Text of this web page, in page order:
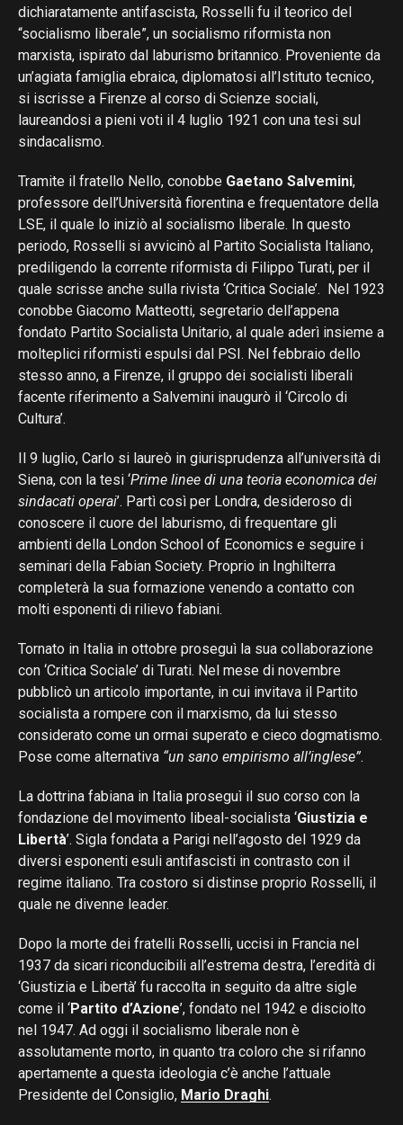
dichiaratamente antifascista, Rosselli fu il teorico del
“socialismo liberale”, un socialismo riformista non
marxista, ispirato dal laburismo britannico. Proveniente da
un’agiata famiglia ebraica, diplomatosi all’Istituto tecnico,
si iscrisse a Firenze al corso di Scienze sociali,
laureandosi a pieni voti il 4 luglio 1921 con una tesi sul
sindacalismo.
Tramite il fratello Nello, conobbe Gaetano Salvemini,
professore dell’Università fiorentina e frequentatore della
LSE, il quale lo iniziò al socialismo liberale. In questo
periodo, Rosselli si avvicinò al Partito Socialista Italiano,
prediligendo la corrente riformista di Filippo Turati, per il
quale scrisse anche sulla rivista ‘Critica Sociale’. Nel 1923
conobbe Giacomo Matteotti, segretario dell’appena
fondato Partito Socialista Unitario, al quale aderì insieme a
molteplici riformisti espulsi dal PSI. Nel febbraio dello
stesso anno, a Firenze, il gruppo dei socialisti liberali
facente riferimento a Salvemini inaugurò il ‘Circolo di
Cultura’.
Il 9 luglio, Carlo si laureò in giurisprudenza all’università di
Siena, con la tesi ‘Prime linee di una teoria economica dei
sindacati operai’. Partì così per Londra, desideroso di
conoscere il cuore del laburismo, di frequentare gli
ambienti della London School of Economics e seguire i
seminari della Fabian Society. Proprio in Inghilterra
completerà la sua formazione venendo a contatto con
molti esponenti di rilievo fabiani.
Tornato in Italia in ottobre proseguì la sua collaborazione
con ‘Critica Sociale’ di Turati. Nel mese di novembre
pubblicò un articolo importante, in cui invitava il Partito
socialista a rompere con il marxismo, da lui stesso
considerato come un ormai superato e cieco dogmatismo.
Pose come alternativa “un sano empirismo all’inglese”.
La dottrina fabiana in Italia proseguì il suo corso con la
fondazione del movimento libeal-socialista ‘Giustizia e
Libertà’. Sigla fondata a Parigi nell’agosto del 1929 da
diversi esponenti esuli antifascisti in contrasto con il
regime italiano. Tra costoro si distinse proprio Rosselli, il
quale ne divenne leader.
Dopo la morte dei fratelli Rosselli, uccisi in Francia nel
1937 da sicari riconducibili all’estrema destra, l’eredità di
‘Giustizia e Libertà’ fu raccolta in seguito da altre sigle
come il ‘Partito d’Azione’, fondato nel 1942 e disciolto
nel 1947. Ad oggi il socialismo liberale non è
assolutamente morto, in quanto tra coloro che si rifanno
apertamente a questa ideologia c’è anche l’attuale
Presidente del Consiglio, Mario Draghi.